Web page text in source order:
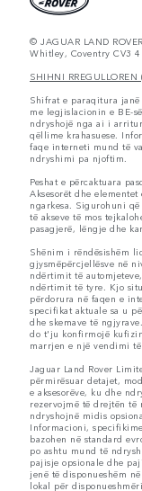
© JAGUAR LAND
Whitley, Coventry CV3
SHIHNI
Shifrat e paraqitura
me legjislacionin e BE-
ndryshojë nga ai i
qëllime krahasuese.
faqe interneti mund të
ndryshimi pa njoftim.
Peshat e përcaktuara
Aksesorët dhe
ngarkesa. Sigurohuni
të akseve të mos
pasagjerë, lëngje dhe
Shënim i rëndësishëm
gjysmëpërcjellësve në
ndërtimit të
ndërtimit të tyre. Kjo
përdorura në faqen e
specifikat aktuale sa u
dhe skemave të
do t'ju konfirmojë
marrjen e një vendimi
Jaguar Land Rover
përmirësuar detajet,
e aksesorëve, ku dhe
rezervojmë të drejtën të
ndryshojnë midis
Informacioni,
bazohen në standard
po ashtu mund të
pajisje opsionale dhe
jenë të disponueshëm
lokal për